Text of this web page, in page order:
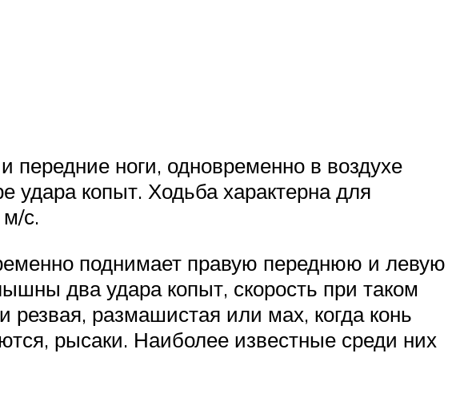
передние ноги, одновременно в воздухе
удара копыт. Ходьба характерна для
с.
поднимает правую переднюю и левую
два удара копыт, скорость при таком
размашистая или мах, когда конь
рысаки. Наиболее известные среди них